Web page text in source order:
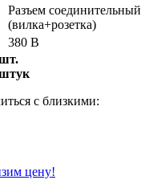
Разъем соединительный
(вилка+розетка)
380 В
с близкими:
цену!